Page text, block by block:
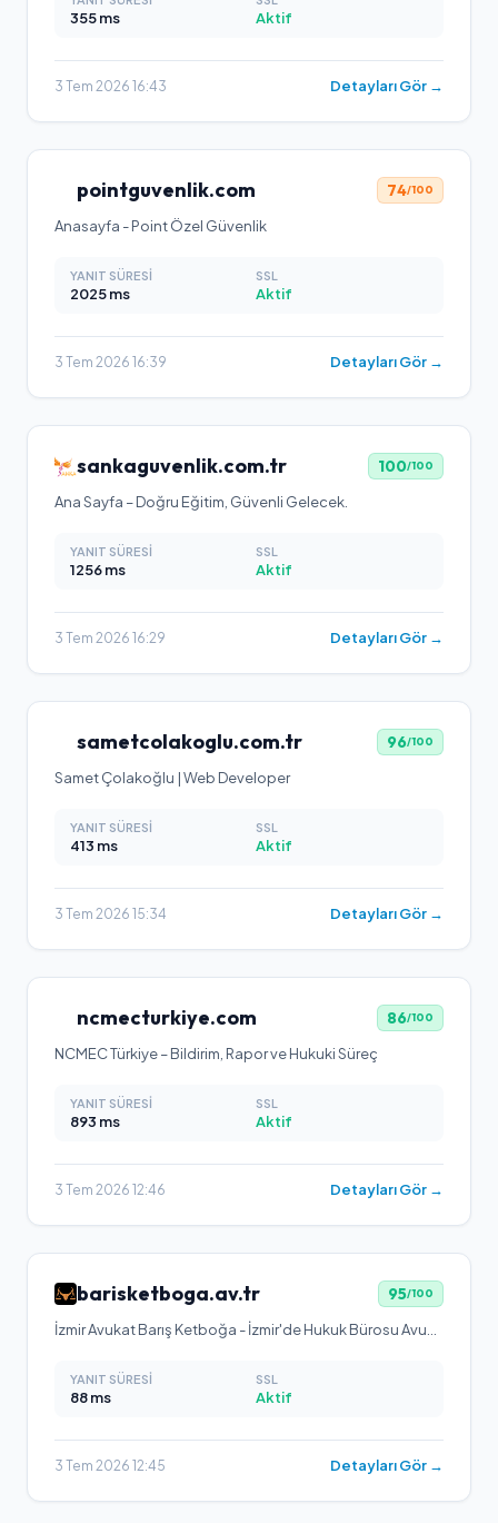
355ms Aktif
3 Tem 2026 16:43 Detayları Gör →
pointguvenlik.com 74/100
Anasayfa - Point Özel Güvenlik
YANIT SÜRESI
2025ms
SSL
Aktif
3 Tem 2026 16:39 Detayları Gör →
sankaguvenlik.com.tr 100/100
Ana Sayfa – Doğru Eğitim, Güvenli Gelecek.
YANIT SÜRESI
1256ms
SSL
Aktif
3 Tem 2026 16:29 Detayları Gör →
sametcolakoglu.com.tr 96/100
Samet Çolakoğlu | Web Developer
YANIT SÜRESI
413 ms
SSL
Aktif
3 Tem 2026 15:34 Detayları Gör →
ncmecturkiye.com 86/100
NCMEC Türkiye – Bildirim, Rapor ve Hukuki Süreç
YANIT SÜRESI
893 ms
SSL
Aktif
3 Tem 2026 12:46 Detayları Gör →
barisketboga.av.tr 95/100
YANIT SÜRESI
88ms
SSL
Aktif
3 Tem 2026 12:45 Detayları Gör →